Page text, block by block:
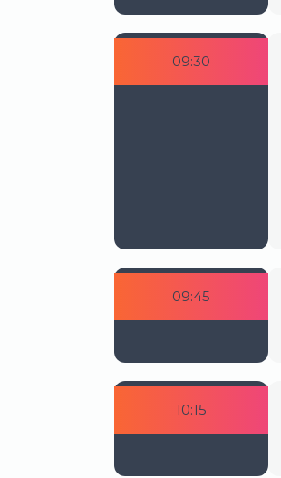
09:30
09:45
10:15